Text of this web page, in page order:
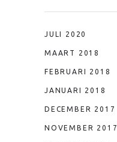
JULI 2020
MAART 2018
FEBRUARI 2018
JANUARI 2018
DECEMBER 2017
NOVEMBER 2017